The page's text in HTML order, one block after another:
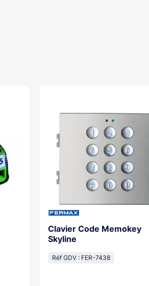
Clavier Code Memokey
Skyline
Réf GDV : FER-7438